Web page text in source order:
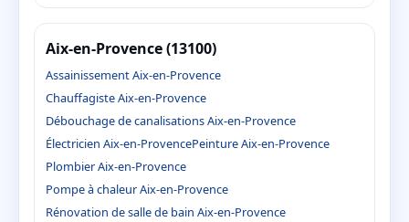
Aix-en-Provence (13100)
Assainissement Aix-en-Provence
Chauffagiste Aix-en-Provence
Débouchage de canalisations Aix-en-Provence
Électricien Aix-en-ProvencePeinture Aix-en-Provence
Plombier Aix-en-Provence
Pompe à chaleur Aix-en-Provence
Rénovation de salle de bain Aix-en-Provence